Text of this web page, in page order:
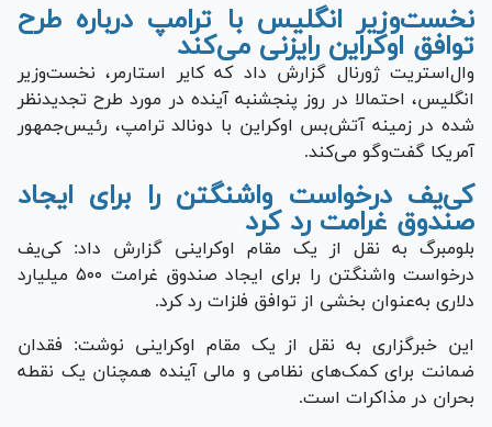
نخست‌وزیر انگلیس با ترامپ درباره طرح
توافق اوکراین رایزنی می‌کند
وال‌استریت ژورنال گزارش داد که کایر استارمر، نخست‌وزیر
انگلیس، احتمالا در روز پنجشنبه آینده در مورد طرح تجدیدنظر
شده در زمینه آتش‌بس اوکراین با دونالد ترامپ، رئیس‌جمهور
آمریکا گفت‌و‌گو می‌کند.
کی‌یف درخواست واشنگتن را برای ایجاد
صندوق غرامت رد کرد
بلومبرگ به نقل از یک مقام اوکراینی گزارش داد: کی‌یف
درخواست واشنگتن را برای ایجاد صندوق غرامت ۵۰۰ میلیارد
دلاری به‌عنوان بخشی از توافق فلزات رد کرد.
این خبرگزاری به نقل از یک مقام اوکراینی نوشت: فقدان
ضمانت برای کمک‌های نظامی و مالی آینده همچنان یک نقطه
بحران در مذاکرات است.